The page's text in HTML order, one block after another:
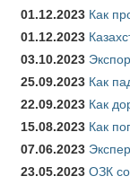
01.12.2023 Как
01.12.2023
03.10.2023
25.09.2023 Как
22.09.2023 Как
15.08.2023 Как
07.06.2023
23.05.2023 ОЗК